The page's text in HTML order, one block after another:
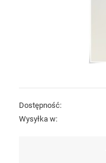
Dostępność:
Wysyłka w: